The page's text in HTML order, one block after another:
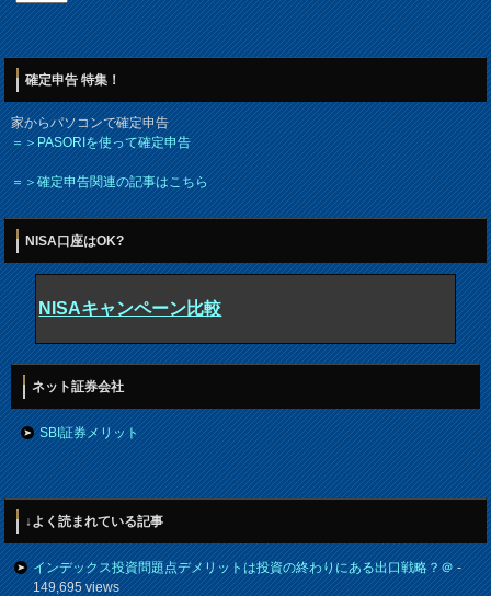
確定申告 特集！
家からパソコンで確定申告
＝＞PASORIを使って確定申告
＝＞確定申告関連の記事はこちら
NISA口座はOK?
NISAキャンペーン比較
ネット証券会社
SBI証券メリット
↓よく読まれている記事
インデックス投資問題点デメリットは投資の終わりにある出口戦略？＠-
149,695 views